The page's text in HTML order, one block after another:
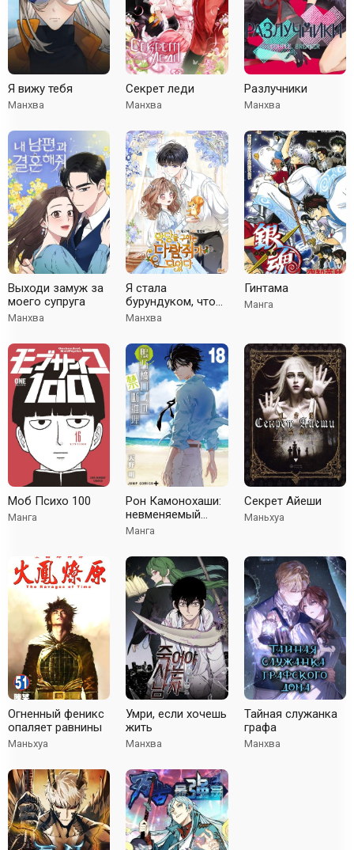
Я вижу тебя
Манхва
Секрет леди
Манхва
Разлучники
Манхва
Выходи замуж за
моего супруга
Манхва
Я стала
бурундуком, что
спасёт злодея!
Манхва
Гинтама
Манга
Моб Психо 100
Манга
Рон Камонохаши:
невменяемый
детектив
Манга
Секрет Айеши
Маньхуа
Огненный феникс
опаляет равнины
Маньхуа
Умри, если хочешь
жить
Манхва
Тайная служанка
графа
Манхва